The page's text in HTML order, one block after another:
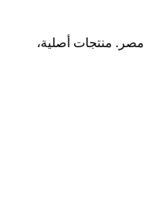
منتجات أصلية،